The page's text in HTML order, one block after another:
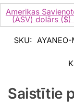
Amerikas
(ASV) dolārs ($)
SKU:
Saistītie